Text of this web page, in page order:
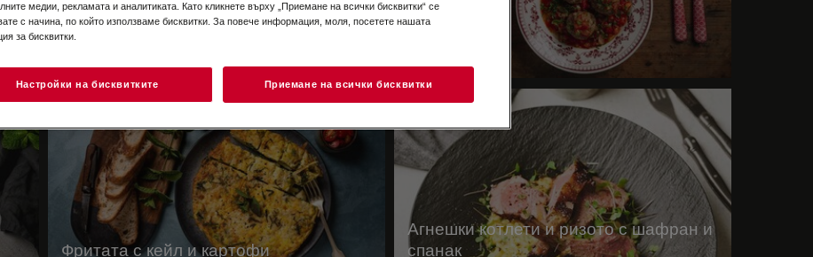
Фритата с кейл и картофи
Агнешки котлети и ризото с шафран и
спанак
медии, рекламата и аналитиката. Като кликнете върху „Приемане на всички бисквитки“ се
с начина, по който използваме бисквитки. За повече информация, моля, посетете нашата
за бисквитки.
Настройки на бисквитките Приемане на всички бисквитки